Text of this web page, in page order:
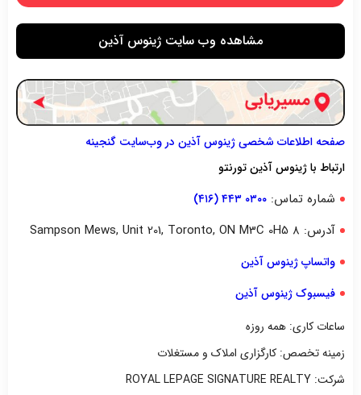
مشاهده وب سایت ژینوس آذین
صفحه اطلاعات شخصی ژینوس آذین در وب‌سایت گنجینه
ارتباط با ژینوس آذین تورنتو
شماره تماس: ۰۳۰۰ ۴۴۳ (۴۱۶)
آدرس: ۸ Sampson Mews, Unit 201, Toronto, ON M3C 0H5
واتساپ ژینوس آذین
فیسبوک ژینوس آذین
ساعات کاری: همه روزه
زمینه تخصص: کارگزاری املاک و مستغلات
شرکت: ROYAL LEPAGE SIGNATURE REALTY